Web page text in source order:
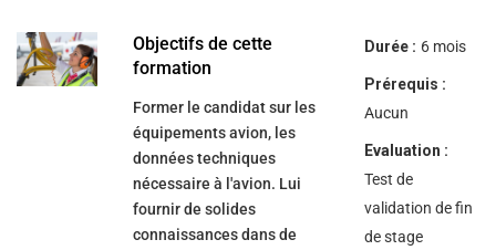
navigate
and
interact
Objectifs de cette
formation
Former le candidat sur les
équipements avion, les
données techniques
nécessaire à l'avion. Lui
fournir de solides
connaissances dans de
Durée : 6 mois
Prérequis :
Aucun
Evaluation :
Test de
validation de fin
de stage